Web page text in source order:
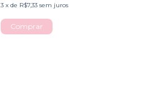
3 x de R$7,33 sem juros